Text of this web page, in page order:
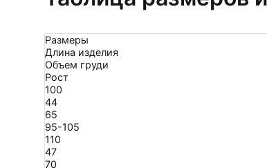
Размеры
Длина изделия
Объем груди
Рост
100
44
65
95-105
110
47
70